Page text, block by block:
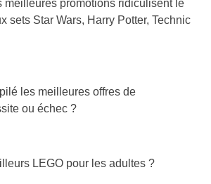
meilleures promotions ridiculisent le
sets Star Wars, Harry Potter, Technic
les meilleures offres de
ou échec ?
LEGO pour les adultes ?